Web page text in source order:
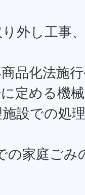
外し工事
品化法施
定める機
設での処
の家庭ごみ